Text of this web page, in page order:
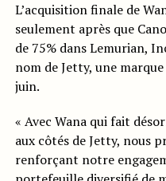
L’acquisition finale de
seulement après que
de 75% dans Lemurian,
nom de Jetty, une
juin.
« Avec Wana qui fait
aux côtés de Jetty, nous
renforçant notre